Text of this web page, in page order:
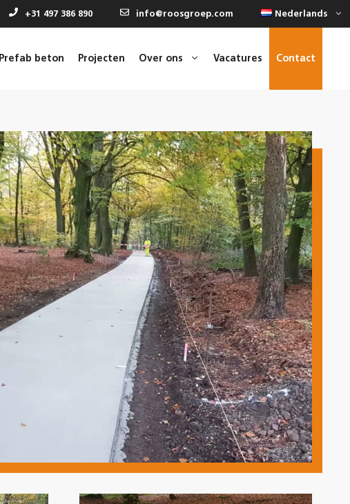
+31 497 386 890 info@roosgroep.com Nederlands
Prefab beton Projecten Over ons Vacatures Contact